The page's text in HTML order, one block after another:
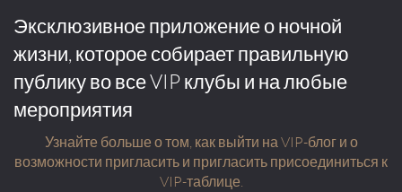
Эксклюзивное приложение о ночной
жизни, которое собирает правильную
публику во все VIP клубы и на любые
мероприятия
Узнайте больше о том, как выйти на VIP-блог и о
возможности пригласить и пригласить присоединиться к
VIP-таблице.